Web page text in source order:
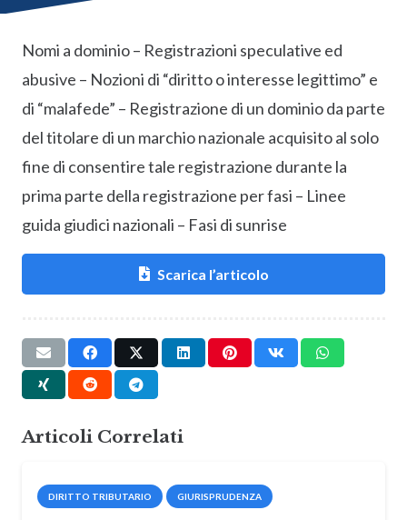
Nomi a dominio – Registrazioni speculative ed
abusive – Nozioni di “diritto o interesse legittimo” e
di “malafede” – Registrazione di un dominio da parte
del titolare di un marchio nazionale acquisito al solo
fine di consentire tale registrazione durante la
prima parte della registrazione per fasi – Linee
guida giudici nazionali – Fasi di sunrise
Scarica l’articolo
Articoli Correlati
DIRITTO TRIBUTARIO GIURISPRUDENZA